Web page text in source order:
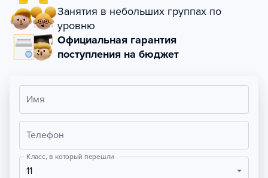
Занятия в небольших группах по
уровню
Официальная гарантия
поступления на бюджет
Имя
Телефон
Класс, в который перешли
11